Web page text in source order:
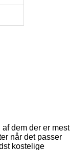
dem der er mest
når det passer
kostelige